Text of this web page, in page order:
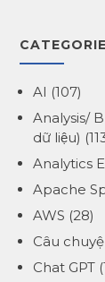
AI (107)
Analysis/
dữ liệu)
Analytics
Apache
AWS (28)
Câu
Chat GPT